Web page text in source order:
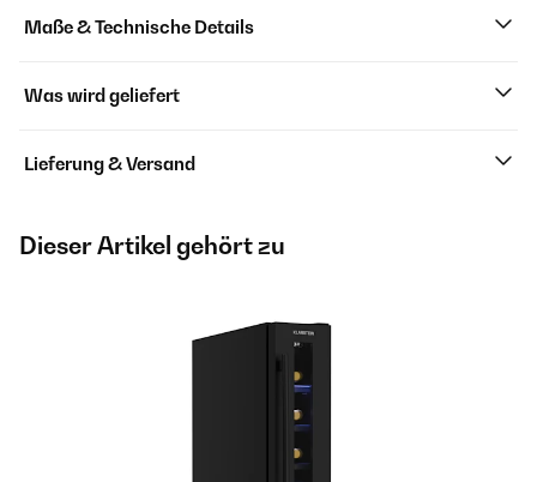
Maße & Technische Details
Was wird geliefert
Lieferung & Versand
Dieser Artikel gehört zu